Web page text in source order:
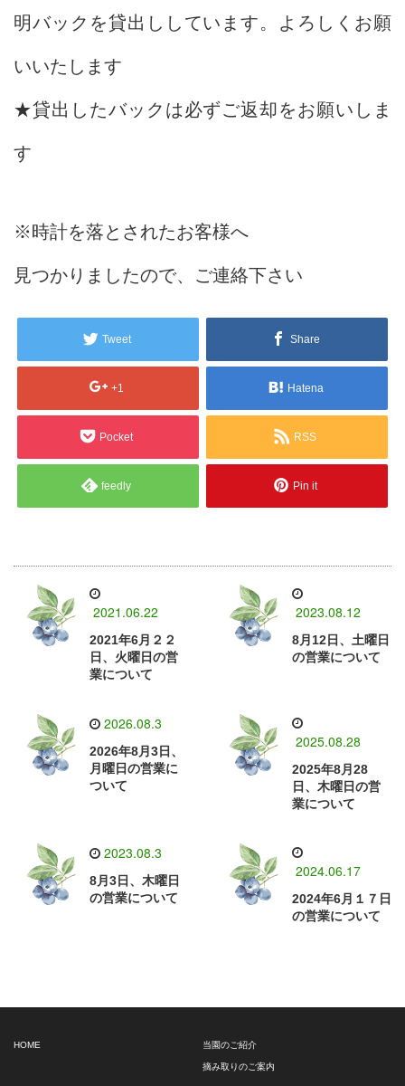
明バックを貸出ししています。よろしくお願
いいたします
★貸出したバックは必ずご返却をお願いしま
す
※時計を落とされたお客様へ
見つかりましたので、ご連絡下さい
Tweet Share
+1 Hatena
Pocket RSS
feedly Pin it
2021.06.22
2021年6月２２
日、火曜日の営
業について
2023.08.12
8月12日、土曜日
の営業について
2026.08.3
2026年8月3日、
月曜日の営業に
ついて
2025.08.28
2025年8月28
日、木曜日の営
業について
2023.08.3
8月3日、木曜日
の営業について
2024.06.17
2024年6月１７日
の営業について
HOME 当園のご紹介
摘み取りのご案内